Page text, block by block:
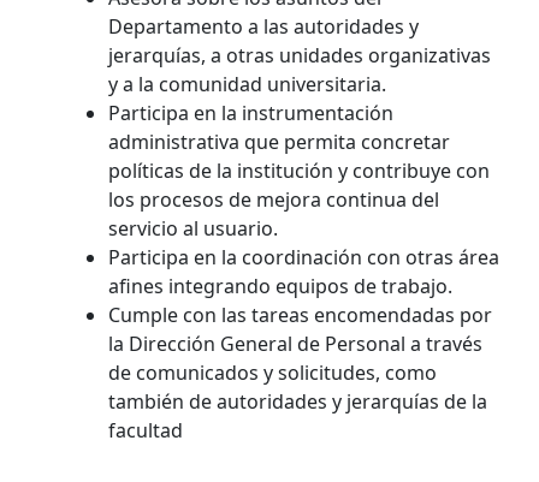
Departamento a las autoridades y
jerarquías, a otras unidades organizativas
y a la comunidad universitaria.
Participa en la instrumentación
administrativa que permita concretar
políticas de la institución y contribuye con
los procesos de mejora continua del
servicio al usuario.
Participa en la coordinación con otras área
afines integrando equipos de trabajo.
Cumple con las tareas encomendadas por
la Dirección General de Personal a través
de comunicados y solicitudes, como
también de autoridades y jerarquías de la
facultad